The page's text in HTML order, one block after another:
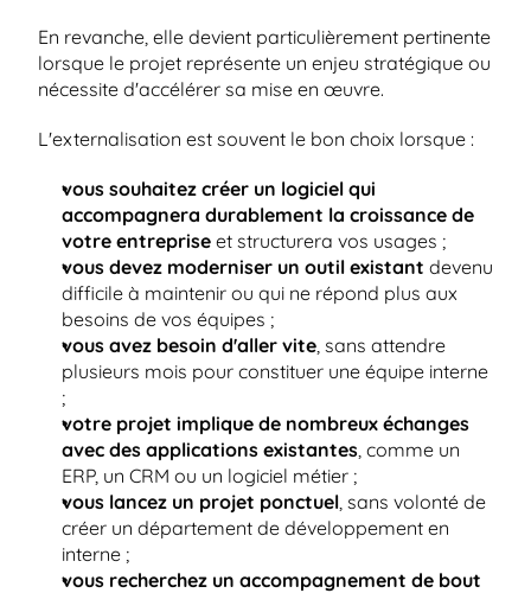
En revanche, elle devient particulièrement pertinente
lorsque le projet représente un enjeu stratégique ou
nécessite d'accélérer sa mise en œuvre.
L'externalisation est souvent le bon choix lorsque :
vous souhaitez créer un logiciel qui
accompagnera durablement la croissance de
votre entreprise et structurera vos usages ;
vous devez moderniser un outil existant devenu
difficile à maintenir ou qui ne répond plus aux
besoins de vos équipes ;
vous avez besoin d'aller vite, sans attendre
plusieurs mois pour constituer une équipe interne
;
votre projet implique de nombreux échanges
avec des applications existantes, comme un
ERP, un CRM ou un logiciel métier ;
vous lancez un projet ponctuel, sans volonté de
créer un département de développement en
interne ;
vous recherchez un accompagnement de bout